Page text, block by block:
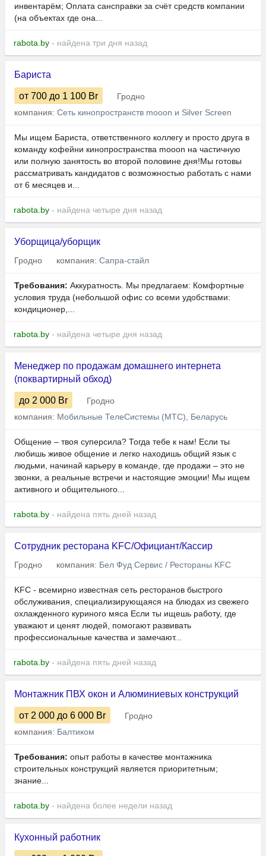
инвентарём; Оплата сансправки за счёт средств компании
(на объектах где она...
rabota.by - найдена три дня назад
Бариста
от 700 до 1 100 Br
Гродно
компания: Сеть кинопространств mooon и Silver Screen
Мы ищем Бариста, ответственного коллегу и просто друга в
команду кофейни кинопространства mooon на частичную
или полную занятость во второй половине дня!Мы готовы
рассматривать кандидатов с возможностью работать с нами
от 6 месяцев и...
rabota.by - найдена четыре дня назад
Уборщица/уборщик
Гродно компания: Сапра-стайл
Требования: Аккуратность. Мы предлагаем: Комфортные
условия труда (небольшой офис со всеми удобствами:
кондиционер,...
rabota.by - найдена четыре дня назад
Менеджер по продажам домашнего интернета
(поквартирный обход)
до 2 000 Br
Гродно
компания: Мобильные ТелеСистемы (МТС), Беларусь
Общение – твоя суперсила? Тогда тебе к нам! Если ты
любишь живое общение и легко находишь общий язык с
людьми, начинай карьеру в команде, где продажи – это не
звонки, а реальные встречи и настоящие эмоции! Мы ищем
активного и общительного...
rabota.by - найдена пять дней назад
Сотрудник ресторана KFC/Официант/Кассир
Гродно компания: Бел Фуд Сервис / Рестораны KFC
KFC - всемирно известная сеть ресторанов быстрого
обслуживания, специализирующаяся на блюдах из свежего
охлажденного куриного мяса Если ты ищешь работу, где
уважают и ценят людей, помогают развивать
профессиональные качества и замечают...
rabota.by - найдена пять дней назад
Монтажник ПВХ окон и Алюминиевых конструкций
от 2 000 до 6 000 Br
Гродно
компания: Балтиком
Требования: опыт работы в качестве монтажника
строительных конструкций является приоритетным;
знание...
rabota.by - найдена более недели назад
Кухонный работник